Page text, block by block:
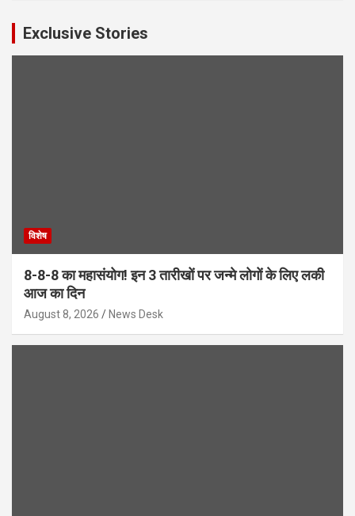
Exclusive Stories
विशेष
8-8-8 का महासंयोग! इन 3 तारीखों पर जन्मे लोगों के लिए लकी
आज का दिन
August 8, 2026 News Desk